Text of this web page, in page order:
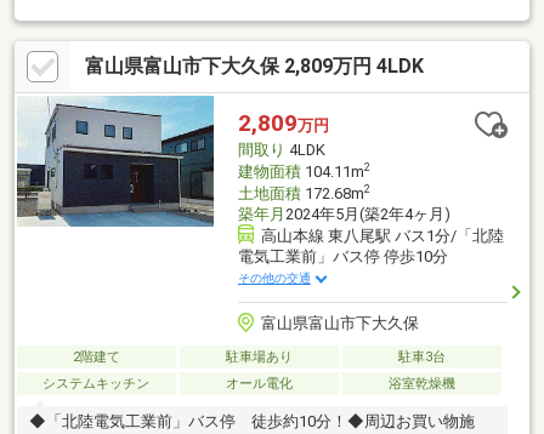
富山県富山市下大久保 2,809万円 4LDK
2,809万円
間取り 4LDK
建物面積104.11m2
土地面積172.68m2
築年月 2024年5月(築2年4ヶ月)
高山本線 東八尾駅 バス1分/「北陸
電気工業前」バス停 停歩10分
その他の交通
富山県富山市下大久保
2階建て 駐車場あり
駐車3台
システムキッチン
オール電化 浴室乾燥機
◆「北陸電気工業前」バス停 徒歩約10分！◆周辺お買い物施